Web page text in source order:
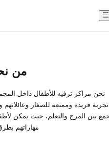
مرحبًا
شاطئ
الحديثة
من
نحن مراكز ترفيه للأطفال داخل
تجربة فريدة وممتعة للصغار وعائلاتهم
بين المرح والتعلم، حيث يمكن
مهاراتهم